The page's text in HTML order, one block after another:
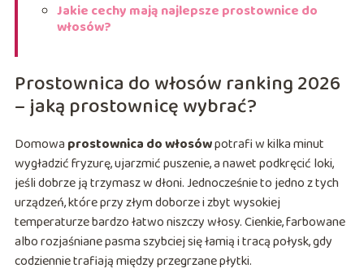
Jakie cechy mają najlepsze prostownice do
włosów?
Prostownica do włosów ranking 2026
– jaką prostownicę wybrać?
Domowa prostownica do włosówpotrafi w kilka minut
wygładzić fryzurę, ujarzmić puszenie, a nawet podkręcić loki,
jeśli dobrze ją trzymasz w dłoni. Jednocześnie to jedno z tych
urządzeń, które przy złym doborze i zbyt wysokiej
temperaturze bardzo łatwo niszczy włosy. Cienkie, farbowane
albo rozjaśniane pasma szybciej się łamią i tracą połysk, gdy
codziennie trafiają między przegrzane płytki.